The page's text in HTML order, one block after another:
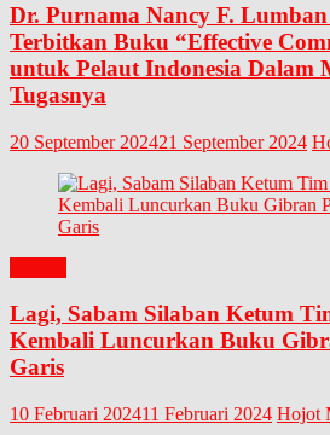
Dr. Purnama Nancy F.
Terbitkan Buku “Effective
untuk Pelaut Indonesia Dalam
Tugasnya
20 September 202421 September 2024
Lagi, Sabam Silaban Ketum
Kembali Luncurkan Buku
Garis
10 Februari 202411 Februari 2024 Hojot